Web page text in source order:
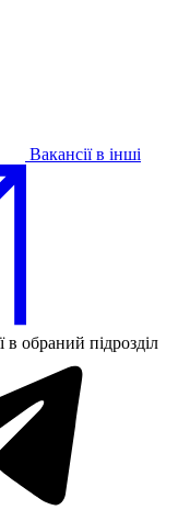
Вакансії в інші
обраний підрозділ